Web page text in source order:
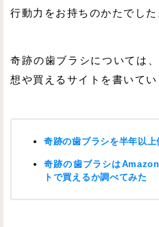
行動力をお持ちのかたでした
奇跡の歯ブラシについては
想や買えるサイトを書いてい
奇跡の歯ブラシを半年以
奇跡の歯ブラシは
トで買えるか調べてみた